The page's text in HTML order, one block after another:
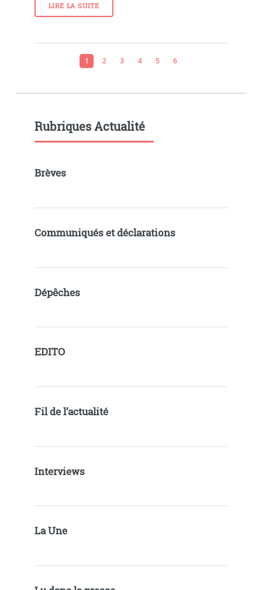
LIRE LA SUITE
1 2 3 4 5 6
Rubriques Actualité
Brèves
Communiqués et déclarations
Dépêches
EDITO
Fil de l’actualité
Interviews
La Une